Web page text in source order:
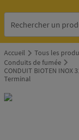
Accueil Tous les
Conduits de fumée
CONDUIT BIOTEN INOX
Terminal